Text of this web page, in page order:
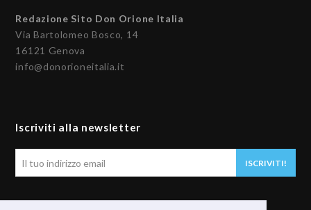
Redazione Sito Don Orione Italia
Via Bartolomeo Bosco, 14
16121 Genova
info@donorioneitalia.it
Iscriviti alla newsletter
tuo
ISCRIVITI!